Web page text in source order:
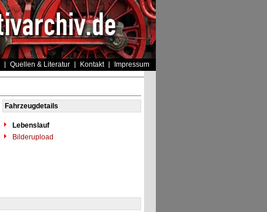
Quellen & Literatur Kontakt Impressum
Fahrzeugdetails
Lebenslauf
Bilderupload